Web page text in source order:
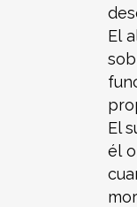
El
El
él